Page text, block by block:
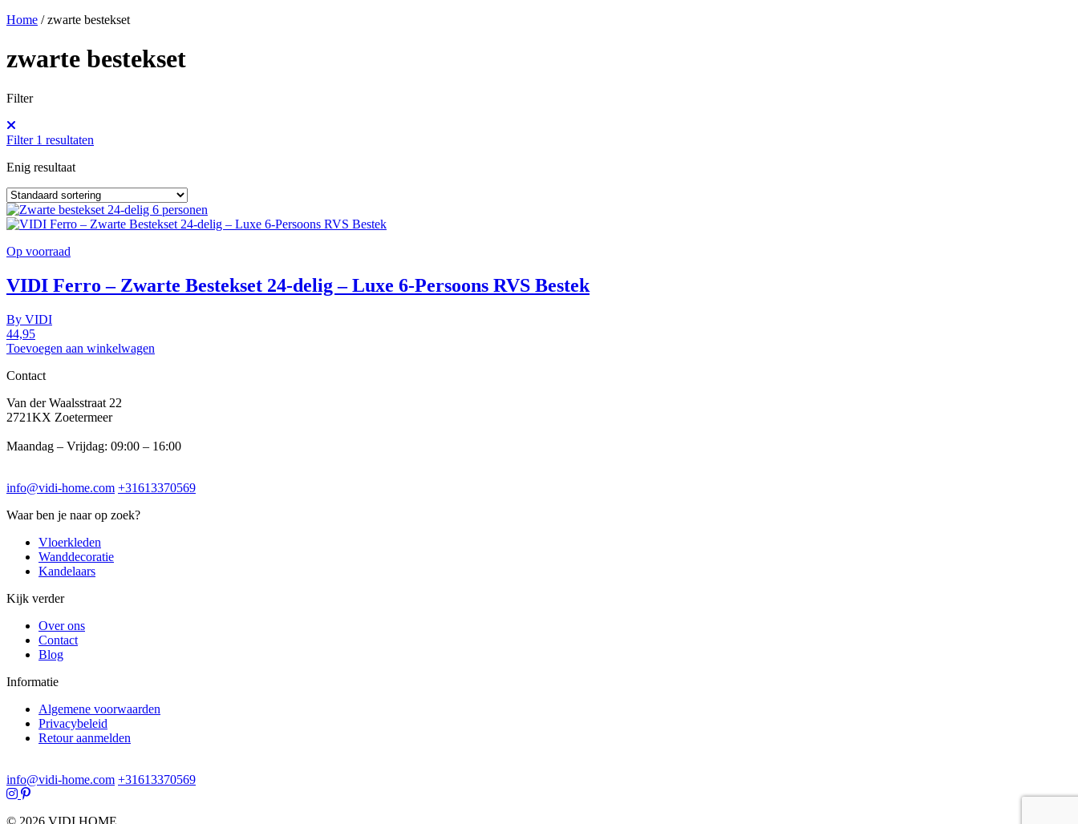
Home /zwarte bestekset
zwarte bestekset
Filter
Filter 1 resultaten
Enig resultaat
Op voorraad
VIDI Ferro – Zwarte Bestekset 24-delig – Luxe 6-Persoons RVS Bestek
By VIDI
44,95
Toevoegen aan winkelwagen
Contact
Van der Waalsstraat 22
2721KX Zoetermeer
Maandag – Vrijdag: 09:00 – 16:00
info@vidi-home.com +31613370569
Waar ben je naar op zoek?
Vloerkleden
Wanddecoratie
Kandelaars
Kijk verder
Over ons
Contact
Blog
Informatie
Algemene voorwaarden
Privacybeleid
Retour aanmelden
info@vidi-home.com +31613370569
© 2026 VIDI HOME.